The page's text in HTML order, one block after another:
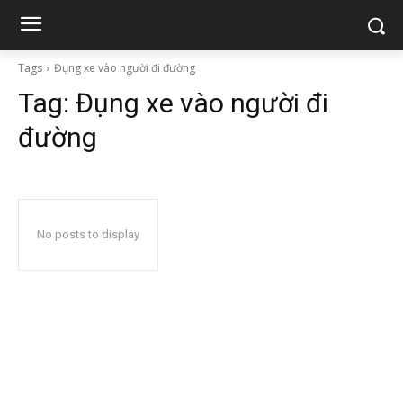
Tags Đụng xe vào người đi đường
Tag: Đụng xe vào người đi
đường
No posts to display